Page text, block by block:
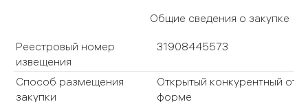
Общие сведения о закупке
Реестровый номер
извещения
31908445573
Способ размещения
закупки
Открытый конкурентный
форме